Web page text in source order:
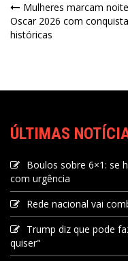
Mulheres marcam
Oscar 2026 com
históricas
ÚLTIMAS
Boulos sobre 6×1: se
com urgência
Rede nacional vai
Trump diz que pode
quiser"